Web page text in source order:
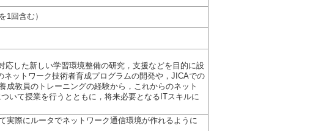
1回含む）
応した新しい学習環境整備の研究，支援などを目的に設
ネットワーク技術者育成プログラムの開発や，JICAでの
成教員のトレーニングの経験から，これからのネット
いて授業を行うとともに，将来必要となるITスキルに
実際にルータでネットワーク通信環境が作れるように